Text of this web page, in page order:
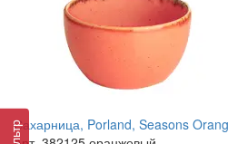
Сахарница, Porland, Seasons